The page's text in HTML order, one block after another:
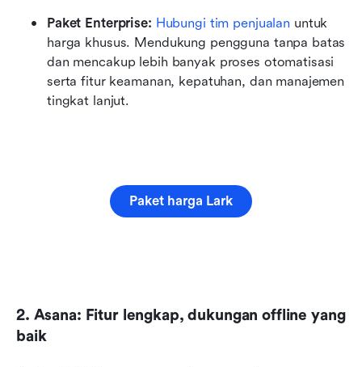
Paket Enterprise: Hubungi tim penjualan untuk
harga khusus. Mendukung pengguna tanpa batas
dan mencakup lebih banyak proses otomatisasi
serta fitur keamanan, kepatuhan, dan manajemen
tingkat lanjut.
Paket harga Lark
2. Asana: Fitur lengkap, dukungan offline yang
baik